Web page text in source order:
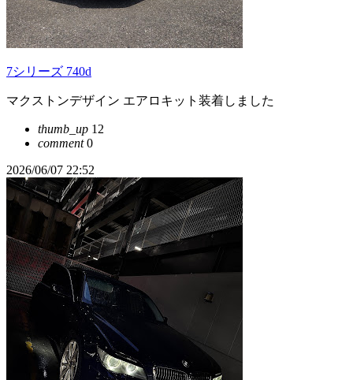
7シリーズ 740d
マクストンデザイン エアロキット装着しました
thumb_up 12
comment0
2026/06/07 22:52